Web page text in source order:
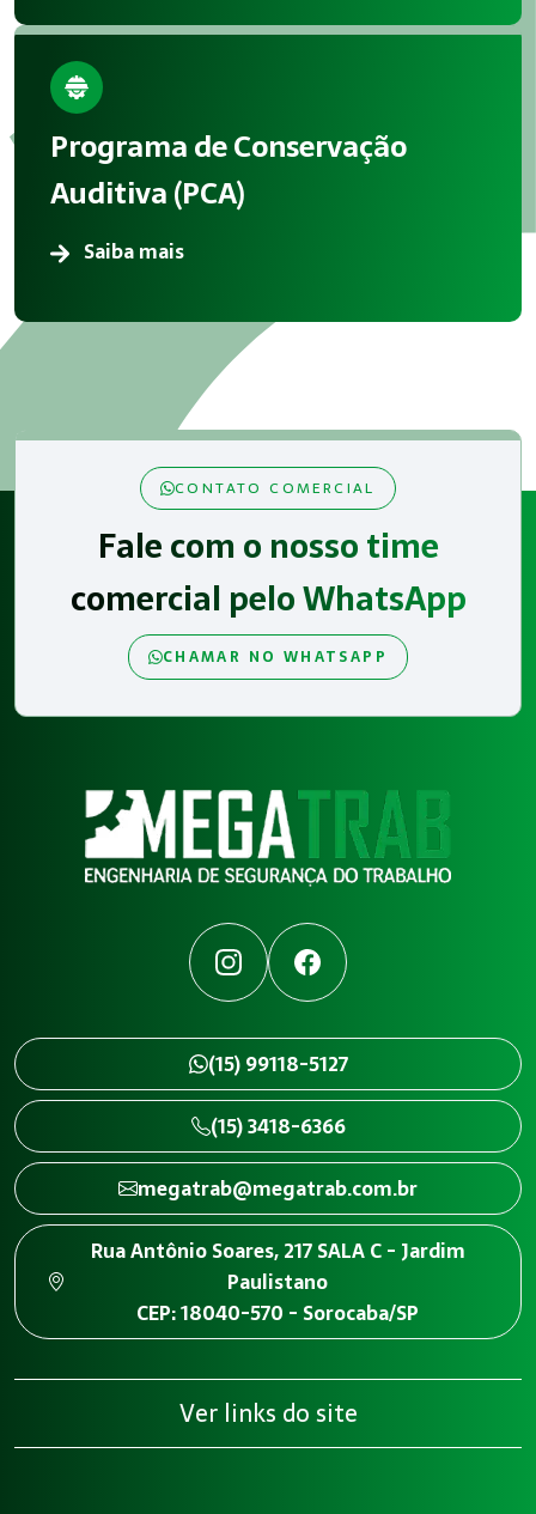
Programa de Conservação
Auditiva (PCA)
Saiba mais
CONTATO COMERCIAL
Fale com o nosso time
comercial pelo WhatsApp
CHAMAR NO WHATSAPP
InstagramFacebook
(15) 99118-5127
(15) 3418-6366
megatrab@megatrab.com.br
Rua Antônio Soares, 217 SALA C - Jardim
Paulistano
CEP: 18040-570 - Sorocaba/SP
Ver links do site